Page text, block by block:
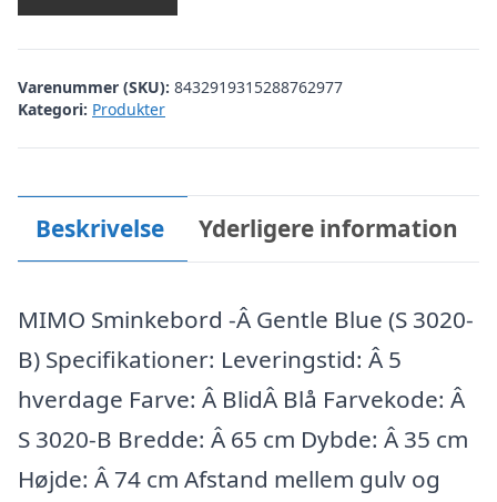
Varenummer (SKU): 8432919315288762977
Kategori: Produkter
Beskrivelse Yderligere information
MIMO Sminkebord -Â Gentle Blue (S 3020-
B) Specifikationer: Leveringstid: Â 5
hverdage Farve: Â BlidÂ Blå Farvekode: Â
S 3020-B Bredde: Â 65 cm Dybde: Â 35 cm
Højde: Â 74 cm Afstand mellem gulv og